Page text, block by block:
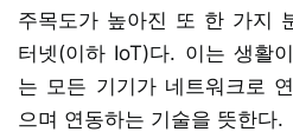
주목도가 높아진 또 한 가지
터넷(이하 IoT)다. 이는 생활
는 모든 기기가 네트워크로
으며 연동하는 기술을 뜻한다.